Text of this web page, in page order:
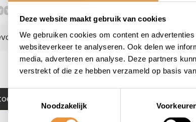
Deze website maakt gebruik van cookies
We gebruiken cookies om content en
websiteverkeer te analyseren. Ook delen we
media, adverteren en analyse. Deze partners
verstrekt of die ze hebben verzameld op basis
Noodzakelijk